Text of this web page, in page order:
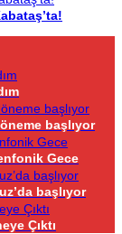
başlıyor
Gece
başlıyor
Çıktı